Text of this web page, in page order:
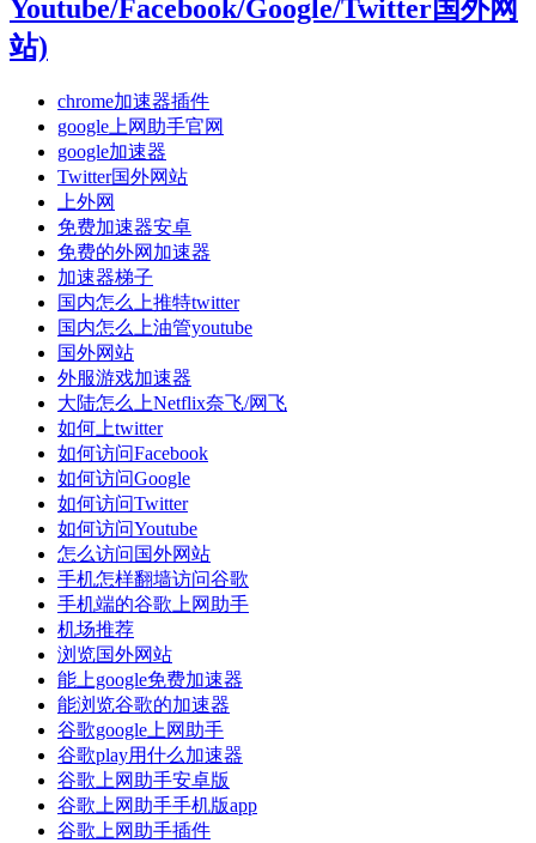
Youtube/Facebook/Google/Twitter国外网
站)
chrome加速器插件
google上网助手官网
google加速器
Twitter国外网站
上外网
免费加速器安卓
免费的外网加速器
加速器梯子
国内怎么上推特twitter
国内怎么上油管youtube
国外网站
外服游戏加速器
大陆怎么上Netflix奈飞/网飞
如何上twitter
如何访问Facebook
如何访问Google
如何访问Twitter
如何访问Youtube
怎么访问国外网站
手机怎样翻墙访问谷歌
手机端的谷歌上网助手
机场推荐
浏览国外网站
能上google免费加速器
能浏览谷歌的加速器
谷歌google上网助手
谷歌play用什么加速器
谷歌上网助手安卓版
谷歌上网助手手机版app
谷歌上网助手插件